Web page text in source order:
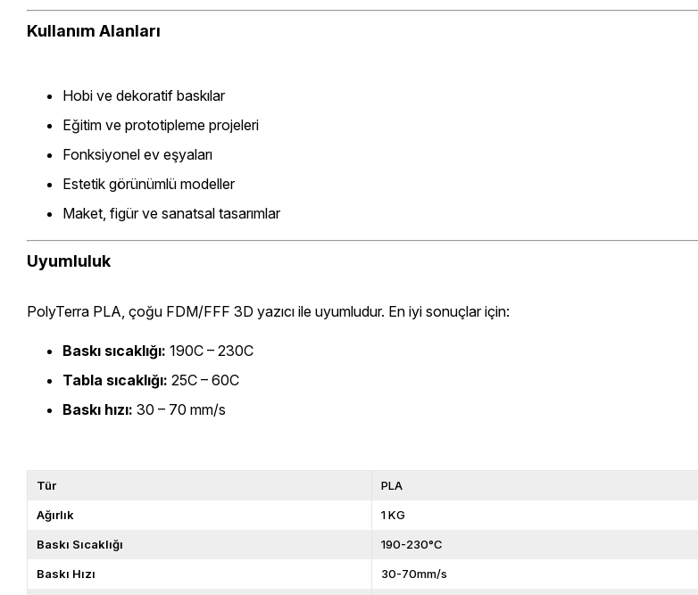
Kullanım Alanları
Hobi ve dekoratif baskılar
Eğitim ve prototipleme projeleri
Fonksiyonel ev eşyaları
Estetik görünümlü modeller
Maket, figür ve sanatsal tasarımlar
Uyumluluk
PolyTerra PLA, çoğu FDM/FFF 3D yazıcı ile uyumludur. En iyi sonuçlar için:
Baskı sıcaklığı: 190C – 230C
Tabla sıcaklığı: 25C – 60C
Baskı hızı: 30 – 70 mm/s
Tür PLA
Ağırlık 1 KG
Baskı Sıcaklığı 190-230°C
Baskı Hızı 30-70mm/s